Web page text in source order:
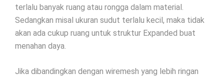
terlalu banyak ruang atau rongga dalam material.
Sedangkan misal ukuran sudut terlalu kecil, maka tidak
akan ada cukup ruang untuk struktur Expanded buat
menahan daya.
Jika dibandingkan dengan wiremesh yang lebih ringan